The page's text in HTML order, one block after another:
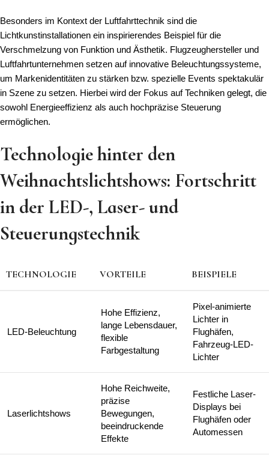
Besonders im Kontext der Luftfahrttechnik sind die
Lichtkunstinstallationen ein inspirierendes Beispiel für die
Verschmelzung von Funktion und Ästhetik. Flugzeughersteller und
Luftfahrtunternehmen setzen auf innovative Beleuchtungssysteme,
um Markenidentitäten zu stärken bzw. spezielle Events spektakulär
in Szene zu setzen. Hierbei wird der Fokus auf Techniken gelegt, die
sowohl Energieeffizienz als auch hochpräzise Steuerung
ermöglichen.
Technologie hinter den
Weihnachtslichtshows: Fortschritt
in der LED-, Laser- und
Steuerungstechnik
TECHNOLOGIE VORTEILE BEISPIELE
LED-Beleuchtung
Hohe Effizienz,
lange Lebensdauer,
flexible
Farbgestaltung
Pixel-animierte
Lichter in
Flughäfen,
Fahrzeug-LED-
Lichter
Laserlichtshows
Hohe Reichweite,
präzise
Bewegungen,
beeindruckende
Effekte
Festliche Laser-
Displays bei
Flughäfen oder
Automessen